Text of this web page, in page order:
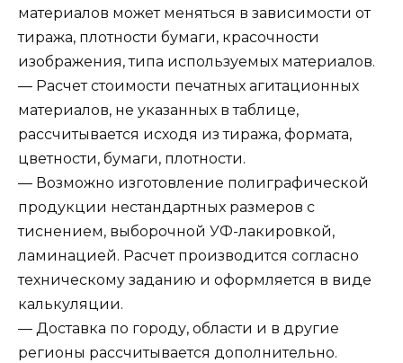
материалов может меняться в зависимости от
тиража, плотности бумаги, красочности
изображения, типа используемых материалов.
— Расчет стоимости печатных агитационных
материалов, не указанных в таблице,
рассчитывается исходя из тиража, формата,
цветности, бумаги, плотности.
— Возможно изготовление полиграфической
продукции нестандартных размеров с
тиснением, выборочной УФ-лакировкой,
ламинацией. Расчет производится согласно
техническому заданию и оформляется в виде
калькуляции.
— Доставка по городу, области и в другие
регионы рассчитывается дополнительно.